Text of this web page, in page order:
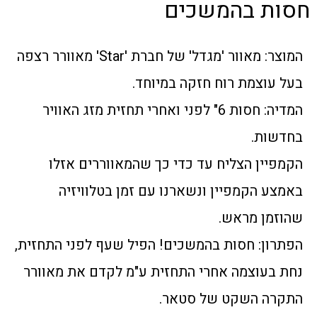
חסות בהמשכים
המוצר: מאוור 'מגדל' של חברת 'Star' מאוורר רצפה
בעל עוצמת רוח חזקה במיוחד.
המדיה: חסות 6" לפני ואחרי תחזית מזג האוויר
בחדשות.
הקמפיין הצליח עד כדי כך שהמאווררים אזלו
באמצע הקמפיין ונשארנו עם זמן בטלוויזיה
שהוזמן מראש.
הפתרון: חסות בהמשכים! הפיל שעף לפני התחזית,
נחת בעוצמה אחרי התחזית ע"מ לקדם את מאוורר
התקרה השקט של סטאר.